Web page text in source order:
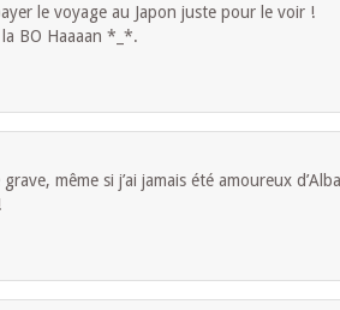
le voyage au Japon juste pour le voir !
BO Haaaan *_*.
même si j’ai jamais été amoureux